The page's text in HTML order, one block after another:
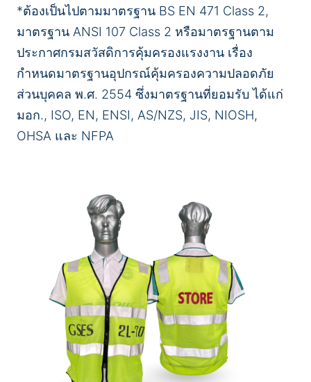
*ต้องเป็นไปตามมาตรฐาน BS EN 471 Class 2,
มาตรฐาน ANSI 107 Class 2 หรือมาตรฐานตาม
ประกาศกรมสวัสดิการคุ้มครองแรงงาน เรื่อง
กำหนดมาตรฐานอุปกรณ์คุ้มครองความปลอดภัย
ส่วนบุคคล พ.ศ. 2554 ซึ่งมาตรฐานที่ยอมรับ ได้แก่
มอก., ISO, EN, ENSI, AS/NZS, JIS, NIOSH,
OHSA และ NFPA